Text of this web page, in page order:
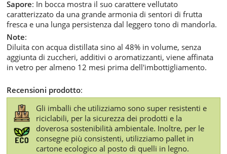
Sapore: In bocca mostra il suo carattere vellutato
caratterizzato da una grande armonia di sentori di frutta
fresca e una lunga persistenza dal leggero tono di mandorla.
Note:
Diluita con acqua distillata sino al 48% in volume, senza
aggiunta di zuccheri, additivi o aromatizzanti, viene affinata
in vetro per almeno 12 mesi prima dell'imbottigliamento.
Recensioni prodotto:
Gli imballi che utilizziamo sono super resistenti e
riciclabili, per la sicurezza dei prodotti e la
doverosa sostenibilità ambientale. Inoltre, per le
consegne più consistenti, utilizziamo pallet in
cartone ecologico al posto di quelli in legno.